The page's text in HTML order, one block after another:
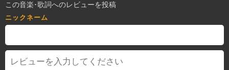
この音楽･歌詞へのレビューを投稿
ニックネーム